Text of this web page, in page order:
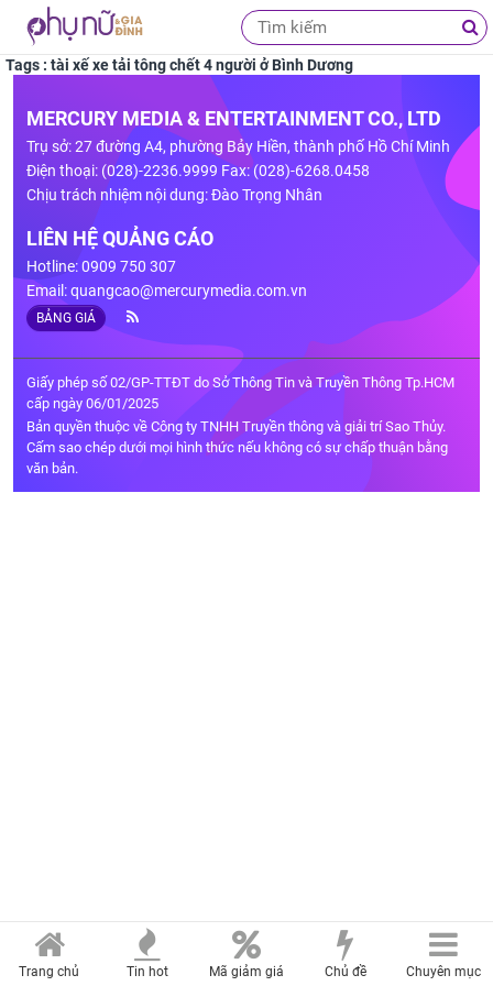
Tags : tài xế xe tải tông chết 4 người ở Bình Dương
MERCURY MEDIA & ENTERTAINMENT CO., LTD
Trụ sở: 27 đường A4, phường Bảy Hiền, thành phố Hồ Chí Minh
Điện thoại: (028)-2236.9999 Fax: (028)-6268.0458
Chịu trách nhiệm nội dung: Đào Trọng Nhân
LIÊN HỆ QUẢNG CÁO
Hotline: 0909 750 307
Email:quangcao@mercurymedia.com.vn
BẢNG GIÁ
Giấy phép số 02/GP-TTĐT do Sở Thông Tin và Truyền Thông Tp.HCM
cấp ngày 06/01/2025
Bản quyền thuộc về Công ty TNHH Truyền thông và giải trí Sao Thủy.
Cấm sao chép dưới mọi hình thức nếu không có sự chấp thuận bằng
văn bản.
Trang chủ Tin hot Mã giảm giá Chủ đề Chuyên mục